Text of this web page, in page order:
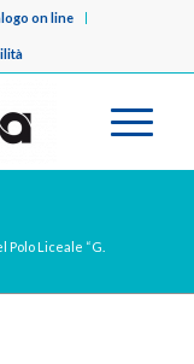
on line
Liceale “G.